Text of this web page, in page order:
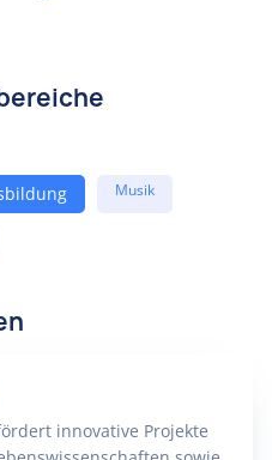
Musik
innovative Projekte